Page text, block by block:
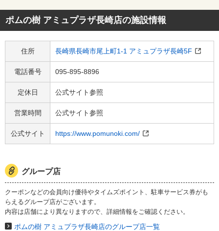
ポムの樹 アミュプラザ長崎店の施設情報
住所 長崎県長崎市尾上町1-1 アミュプラザ長崎5F
電話番号 095-895-8896
定休日 公式サイト参照
営業時間 公式サイト参照
公式サイト https://www.pomunoki.com/
グループ店
クーポンなどの会員向け優待やタイムズポイント、駐車サービス券がも
らえるグループ店がございます。
内容は店舗により異なりますので、詳細情報をご確認ください。
ポムの樹 アミュプラザ長崎店のグループ店一覧